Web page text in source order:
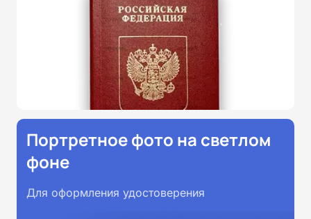
Портретное фото на светлом
фоне
Для оформления удостоверения